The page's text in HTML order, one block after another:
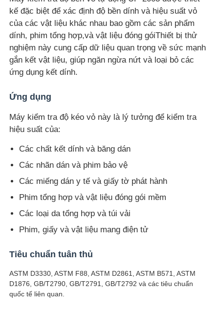
Tham quan nhà máy
Kiểm soát chất lượng
Yêu cầu báo giá
Thiết bị kiểm tra phòng thí nghiệm
Phòng thử nghiệm môi trường
Máy kiểm tra phổ quát
Máy thử abrasion
kế đặc biệt để xác định độ bền dính và hiệu suất vỏ
của các vật liệu khác nhau bao gồm các sản phẩm
dính, phim tổng hợp,và vật liệu đóng góiThiết bị thử
nghiệm này cung cấp dữ liệu quan trọng về sức mạnh
gắn kết vật liệu, giúp ngăn ngừa nứt và loại bỏ các
ứng dụng kết dính.
Ứng dụng
Máy kiểm tra độ kéo vỏ này là lý tưởng để kiểm tra
hiệu suất của:
Các chất kết dính và băng dán
Các nhãn dán và phim bảo vệ
Các miếng dán y tế và giấy tờ phát hành
Phim tổng hợp và vật liệu đóng gói mềm
Các loại da tổng hợp và túi vải
Phim, giấy và vật liệu mang điện tử
Tiêu chuẩn tuân thủ
ASTM D3330, ASTM F88, ASTM D2861, ASTM B571, ASTM
D1876, GB/T2790, GB/T2791, GB/T2792 và các tiêu chuẩn
quốc tế liên quan.